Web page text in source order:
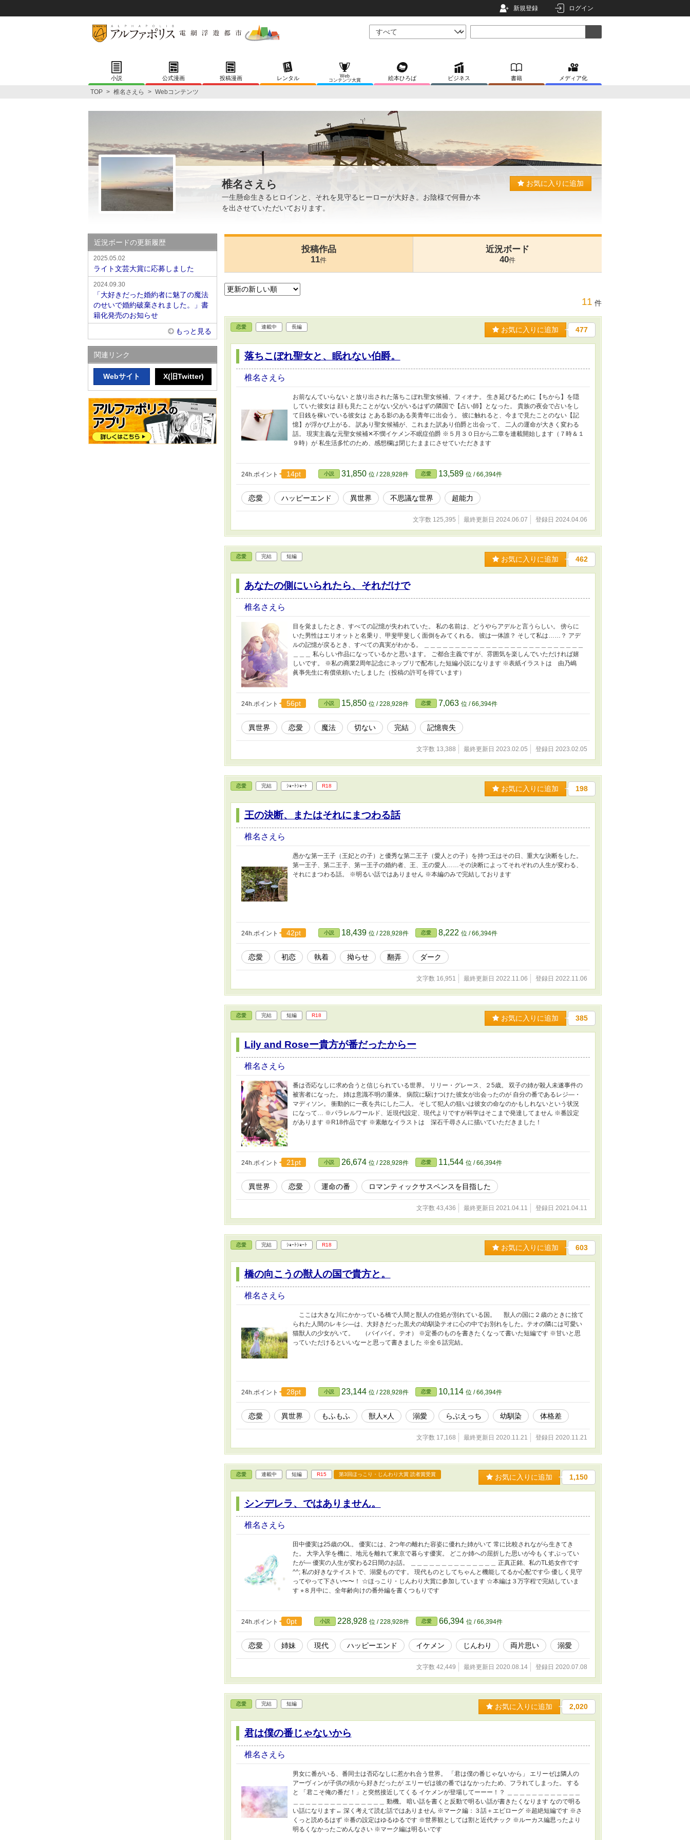
新規登録 ログイン
小説 公式漫画 投稿漫画 レンタル
Web
コンテンツ大賞
絵本ひろば ビジネス 書籍 メディア化
TOP > 椎名さえら > Webコンテンツ
椎名さえら
一生懸命生きるヒロインと、それを見守るヒーローが大好き。お陰様で何冊か本
を出させていただいております。
お気に入りに追加
投稿作品
11件
近況ボード
40件
11 件
恋愛 連載中 長編 お気に入りに追加 477
落ちこぼれ聖女と、眠れない伯爵。
椎名さえら
お前なんていらない と放り出された落ちこぼれ聖女候補、フィオナ。 生き延びるために【ちから】を隠
していた彼女は 顔も見たことがない父がいるはずの隣国で【占い師】となった。 貴族の夜会で占いをし
て日銭を稼いでいる彼女は とある影のある美青年に出会う。 彼に触れると、今まで見たことのない【記
憶】が浮かび上がる。 訳あり聖女候補が、これまた訳あり伯爵と出会って、 二人の運命が大きく変わる
話。 現実主義な元聖女候補✕不憫イケメン不眠症伯爵 ※５月３０日から二章を連載開始します（７時＆１
９時）が 私生活多忙のため、感想欄は閉じたままにさせていただきます
24h.ポイント 14pt 小説 31,850 位 / 228,928件 恋愛 13,589 位 / 66,394件
恋愛 ハッピーエンド 異世界 不思議な世界 超能力
文字数 125,395 最終更新日 2024.06.07 登録日 2024.04.06
恋愛 完結 短編 お気に入りに追加 462
あなたの側にいられたら、それだけで
椎名さえら
目を覚ましたとき、すべての記憶が失われていた。 私の名前は、どうやらアデルと言うらしい。 傍らに
いた男性はエリオットと名乗り、甲斐甲斐しく面倒をみてくれる。 彼は一体誰？ そして私は……？ アデ
ルの記憶が戻るとき、すべての真実がわかる。 ＿＿＿＿＿＿＿＿＿＿＿＿＿＿＿＿＿＿＿＿＿＿＿＿＿＿
＿＿＿ 私らしい作品になっているかと思います。 ご都合主義ですが、雰囲気を楽しんでいただければ嬉
しいです。 ※私の商業2周年記念にネップリで配布した短編小説になります ※表紙イラストは 由乃嶋
眞亊先生に有償依頼いたしました（投稿の許可を得ています）
24h.ポイント 56pt 小説 15,850 位 / 228,928件 恋愛 7,063 位 / 66,394件
異世界 恋愛 魔法 切ない 完結 記憶喪失
文字数 13,388 最終更新日 2023.02.05 登録日 2023.02.05
恋愛 完結 ｼｮｰﾄｼｮｰﾄ R18 お気に入りに追加 198
王の決断、またはそれにまつわる話
椎名さえら
愚かな第一王子（王妃との子）と優秀な第二王子（愛人との子）を持つ王はその日、重大な決断をした。
第一王子、第二王子、第一王子の婚約者、王、王の愛人……その決断によってそれぞれの人生が変わる、
それにまつわる話。 ※明るい話ではありません ※本編のみで完結しております
24h.ポイント 42pt 小説 18,439 位 / 228,928件 恋愛 8,222 位 / 66,394件
恋愛 初恋 執着 拗らせ 翻弄 ダーク
文字数 16,951 最終更新日 2022.11.06 登録日 2022.11.06
恋愛 完結 短編 R18 お気に入りに追加 385
Lily and Roseー貴方が番だったからー
椎名さえら
番は否応なしに求め合うと信じられている世界。 リリー・グレース、２5歳。 双子の姉が殺人未遂事件の
被害者になった。 姉は意識不明の重体。 病院に駆けつけた彼女が出会ったのが 自分の番であるレジ―・
マディソン。 衝動的に一夜を共にした二人。 そして犯人の狙いは彼女の命なのかもしれないという状況
になって… ※パラレルワールド、近現代設定、現代よりですが科学はそこまで発達してません ※番設定
があります ※R18作品です ※素敵なイラストは 深石千尋さんに描いていただきました！
24h.ポイント 21pt 小説 26,674 位 / 228,928件 恋愛 11,544 位 / 66,394件
異世界 恋愛 運命の番 ロマンティックサスペンスを目指した
文字数 43,436 最終更新日 2021.04.11 登録日 2021.04.11
恋愛 完結 ｼｮｰﾄｼｮｰﾄ R18 お気に入りに追加 603
橋の向こうの獣人の国で貴方と。
椎名さえら
ここは大きな川にかかっている橋で人間と獣人の住処が別れている国。 獣人の国に２歳のときに捨て
られた人間のレキシ―は、大好きだった黒犬の幼馴染テオに心の中でお別れをした。テオの隣には可愛い
猫獣人の少女がいて。 （バイバイ。テオ） ※定番のものを書きたくなって書いた短編です ※甘いと思
っていただけるといいなーと思って書きました ※全６話完結。
24h.ポイント 28pt 小説 23,144 位 / 228,928件 恋愛 10,114 位 / 66,394件
恋愛 異世界 もふもふ 獣人×人 溺愛 らぶえっち 幼馴染 体格差
文字数 17,168 最終更新日 2020.11.21 登録日 2020.11.21
恋愛 連載中 短編 R15 第3回ほっこり・じんわり大賞 読者賞受賞 お気に入りに追加 1,150
シンデレラ、ではありません。
椎名さえら
田中優実は25歳のOL。 優実には、2つ年の離れた容姿に優れた姉がいて 常に比較されながら生きてき
た。 大学入学を機に、地元を離れて東京で暮らす優実。 どこか姉への屈折した思いが今もくすぶってい
たが― 優実の人生が変わる2日間のお話。 ＿＿＿＿＿＿＿＿＿＿＿＿＿＿ 正真正銘、私のTL処女作です
^^; 私の好きなテイストで、溺愛ものです。 現代ものとしてちゃんと機能してるか心配です💦 優しく見守
ってやって下さい〜〜！ ☆ほっこり・じんわり大賞に参加しています ☆本編は３万字程で完結していま
す ⭐︎８月中に、全年齢向けの番外編を書くつもりです
24h.ポイント 0pt 小説 228,928 位 / 228,928件 恋愛 66,394 位 / 66,394件
恋愛 姉妹 現代 ハッピーエンド イケメン じんわり 両片思い 溺愛
文字数 42,449 最終更新日 2020.08.14 登録日 2020.07.08
恋愛 完結 短編 お気に入りに追加 2,020
君は僕の番じゃないから
椎名さえら
男女に番がいる、番同士は否応なしに惹かれ合う世界。 「君は僕の番じゃないから」 エリーゼは隣人の
アーヴィンが子供の頃から好きだったが エリーゼは彼の番ではなかったため、フラれてしまった。 する
と 「君こそ俺の番だ！」と突然接近してくる イケメンが登場してーーー！？ ＿＿＿＿＿＿＿＿＿＿＿＿
＿＿＿＿＿＿＿＿＿＿＿＿＿＿＿ 動機。 暗い話を書くと反動で明るい話が書きたくなります なので明る
い話になります← 深く考えて読む話ではありません ※マーク編：３話＋エピローグ ※超絶短編です ※さ
くっと読めるはず ※番の設定はゆるゆるです ※世界観としては割と近代チック ※ルーカス編思ったより
明るくなかったごめんなさい ※マーク編は明るいです
近況ボードの更新履歴
2025.05.02
ライト文芸大賞に応募しました
2024.09.30
「大好きだった婚約者に魅了の魔法
のせいで婚約破棄されました。」書
籍化発売のお知らせ
もっと見る
関連リンク
Webサイト X(旧Twitter)